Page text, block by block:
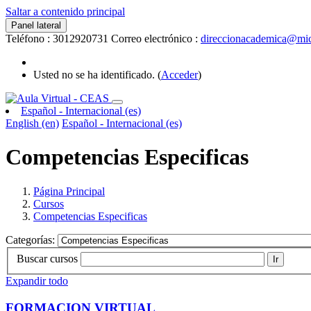
Saltar a contenido principal
Panel lateral
Teléfono : 3012920731 Correo electrónico :
Usted no se ha identificado. (Acceder)
Español - Internacional ‎(es)‎
English ‎(en)‎ Español - Internacional ‎(es)‎
Competencias Especificas
Página Principal
Cursos
Competencias Especificas
Categorías:
Buscar cursos
Ir
Expandir todo
FORMACION VIRTUAL